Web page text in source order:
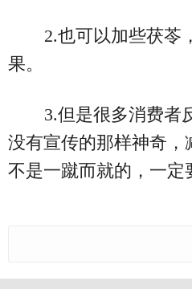
2.也可以加些茯苓
果。
3.但是很多消费者
没有宣传的那样神奇，
不是一蹴而就的，一定